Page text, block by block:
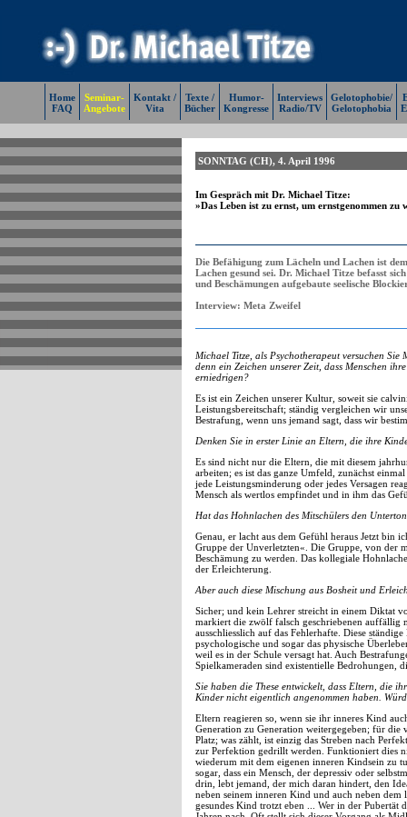
Home
FAQ
Seminar-
Angebote
Kontakt /
Vita
Texte /
Bücher
Humor-
Kongresse
Interviews
Radio/TV
Gelotophobie/
Gelotophobia
SONNTAG (CH), 4. April 1996
Im Gespräch mit Dr. Michael Titze:
»Das Leben ist zu ernst, um ernstgenommen zu
Die Befähigung zum Lächeln und Lachen ist
Lachen gesund sei. Dr. Michael Titze befasst
und Beschämungen aufgebaute seelische
Interview: Meta Zweifel
Michael Titze, als Psychotherapeut versuchen
denn ein Zeichen unserer Zeit, dass Menschen
erniedrigen?
Es ist ein Zeichen unserer Kultur, soweit sie
Leistungsbereitschaft; ständig vergleichen wir
Bestrafung, wenn uns jemand sagt, dass wir
Denken Sie in erster Linie an Eltern, die ihre
Es sind nicht nur die Eltern, die mit diesem
arbeiten; es ist das ganze Umfeld, zunächst
jede Leistungsminderung oder jedes Versagen
Mensch als wertlos empfindet und in ihm das
Hat das Hohnlachen des Mitschülers den
Genau, er lacht aus dem Gefühl heraus Jetzt bin
Gruppe der Unverletzten«. Die Gruppe, von der
Beschämung zu werden. Das kollegiale
der Erleichterung.
Aber auch diese Mischung aus Bosheit und
Sicher; und kein Lehrer streicht in einem Diktat
markiert die zwölf falsch geschriebenen auffällig
ausschliesslich auf das Fehlerhafte. Diese
psychologische und sogar das physische
weil es in der Schule versagt hat. Auch
Spielkameraden sind existentielle Bedrohungen,
Sie haben die These entwickelt, dass Eltern, die
Kinder nicht eigentlich angenommen haben.
Eltern reagieren so, wenn sie ihr inneres Kind
Generation zu Generation weitergegeben; für
Platz; was zählt, ist einzig das Streben nach
zur Perfektion gedrillt werden. Funktioniert dies
wiederum mit dem eigenen inneren Kindsein zu
sogar, dass ein Mensch, der depressiv oder
drin, lebt jemand, der mich daran hindert, den
neben seinem inneren Kind und auch neben
gesundes Kind trotzt eben ... Wer in der